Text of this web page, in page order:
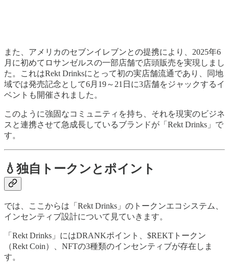
また、アメリカのセブンイレブンとの提携により、2025年6
月に初めてロサンゼルスの一部店舗で店頭販売を実現しまし
た。これはRekt Drinksにとって初の実店舗流通であり、同地
域では発売記念として6月19～21日に3店舗をジャックするイ
ベントも開催されました。
このように強固なコミュニティを持ち、それを現実のビジネ
スと連携させて急成長しているブランドが「Rekt Drinks」で
す。
💧独自トークンとポイント
では、ここからは「Rekt Drinks」のトークンエコシステム、
インセンティブ設計について見ていきます。
「Rekt Drinks」にはDRANKポイント、$REKTトークン
（Rekt Coin）、NFTの3種類のインセンティブが存在しま
す。